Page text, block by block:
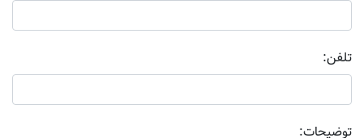
تلفن:
توضیحات: